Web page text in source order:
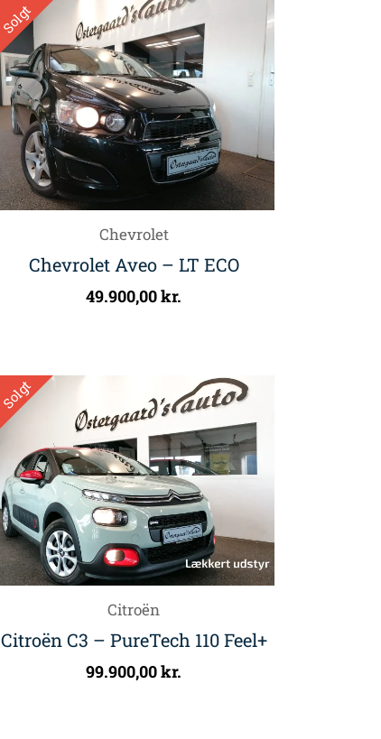
Solgt
Chevrolet
Chevrolet Aveo – LT ECO
49.900,00kr.
Solgt
Citroën
Citroën C3 – PureTech 110 Feel+
99.900,00kr.